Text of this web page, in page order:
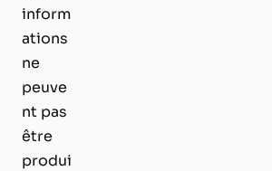
inform
ations
ne
peuve
nt pas
être
produi